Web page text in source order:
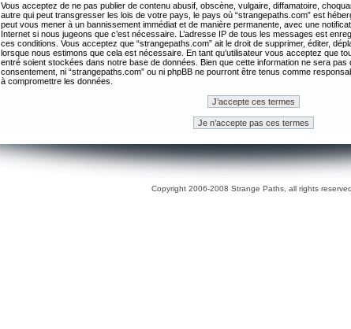
Vous acceptez de ne pas publier de contenu abusif, obscène, vulgaire, diffamatoire,
autre qui peut transgresser les lois de votre pays, le pays où “strangepaths.com” est
peut vous mener à un bannissement immédiat et de manière permanente, avec une
Internet si nous jugeons que c’est nécessaire. L’adresse IP de tous les messages est
ces conditions. Vous acceptez que “strangepaths.com” ait le droit de supprimer, éditer,
lorsque nous estimons que cela est nécessaire. En tant qu’utilisateur vous acceptez que
entré soient stockées dans notre base de données. Bien que cette information ne sera
consentement, ni “strangepaths.com” ou ni phpBB ne pourront être tenus comme
à compromettre les données.
Copyright 2006-2008 Strange Paths, all rights reserved.